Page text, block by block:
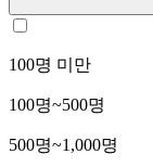
100명 미만
100명~500명
500명~1,000명